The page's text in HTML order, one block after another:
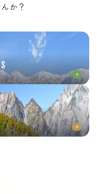
TOUR
ターツアー
ィビティー
VILLAGE
ェービレッジ
か？